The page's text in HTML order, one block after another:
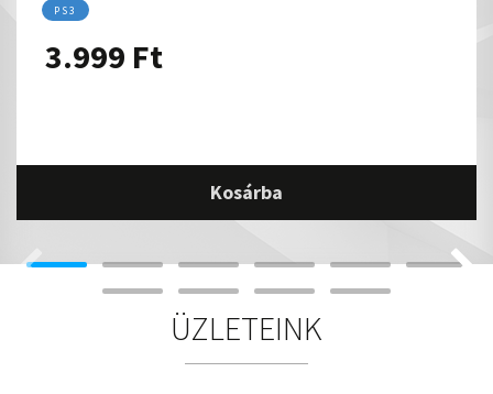
PS3
3.999 Ft
Kosárba
ÜZLETEINK